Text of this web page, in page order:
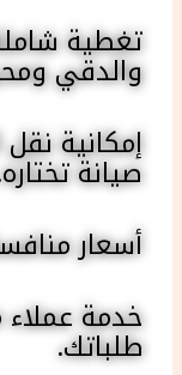
تغطية
والدقي
إمكانية
صيانة
أسعار
خدمة
طلباتك.